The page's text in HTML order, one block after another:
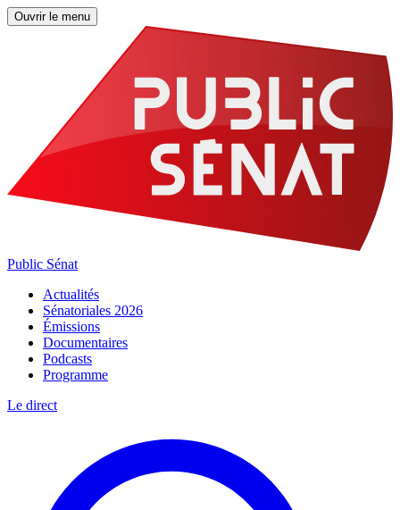
Ouvrir le menu
Public Sénat
Actualités
Sénatoriales 2026
Émissions
Documentaires
Podcasts
Programme
Le direct